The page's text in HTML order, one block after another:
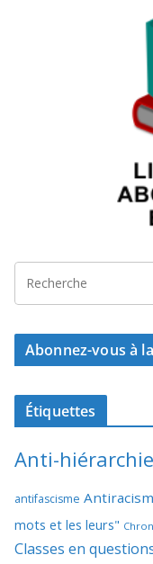
Abonnez-vous à
Étiquettes
Anti-hiérarchie
antifascisme
mots et les leurs"
Classes en